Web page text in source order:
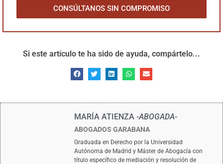
CONSÚLTANOS SIN COMPROMISO
Si este artículo te ha sido de ayuda, compártelo...
MARÍA ATIENZA -ABOGADA-
ABOGADOS GARABANA
Graduada en Derecho por la Universidad
Autónoma de Madrid y Máster de Abogacía con
título específico de mediación y resolución de